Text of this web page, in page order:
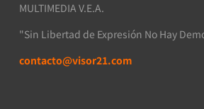
MULTIMEDIA V.E.A.
"Sin Libertad de Expresión No Hay
contacto@visor21.com